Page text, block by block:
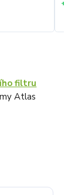
+
filtru
Atlas